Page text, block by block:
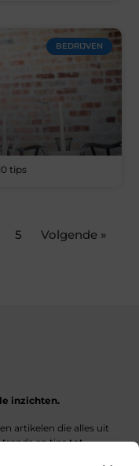
BEDRIJVEN
tips
5 Volgende »
inzichten.
artikelen die alles uit
trends en tips tot